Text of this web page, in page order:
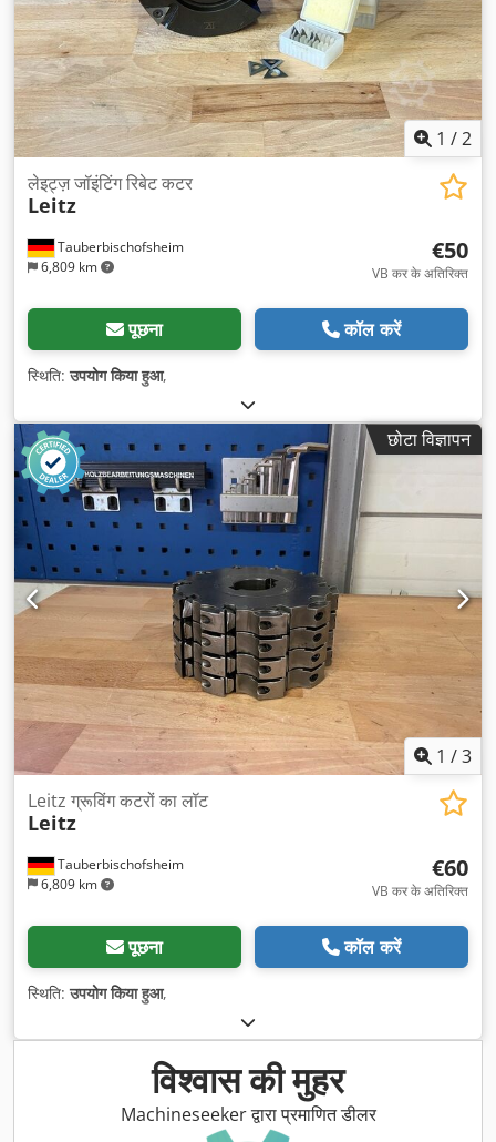
1 /2
Tauberbischofsheim
6,809 km
लेइट्ज़ जॉइंटिंग रिबेट कटर
Leitz
€50
VB कर के अतिरिक्त
पूछना कॉल करें
स्थिति:उपयोग किया हुआ,
छोटा विज्ञापन
1 /3
Tauberbischofsheim
6,809 km
Leitz ग्रूविंग कटरों का लॉट
Leitz
€60
VB कर के अतिरिक्त
पूछना कॉल करें
स्थिति:उपयोग किया हुआ,
विश्वास की मुहर
Machineseeker द्वारा प्रमाणित डीलर